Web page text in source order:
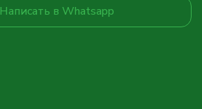
Написать в Whatsapp